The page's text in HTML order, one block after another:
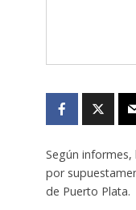
Según
por
de Puerto Plata.